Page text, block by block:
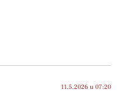
11.5.2026 u 07:20